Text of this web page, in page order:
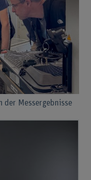
der Messergebnisse